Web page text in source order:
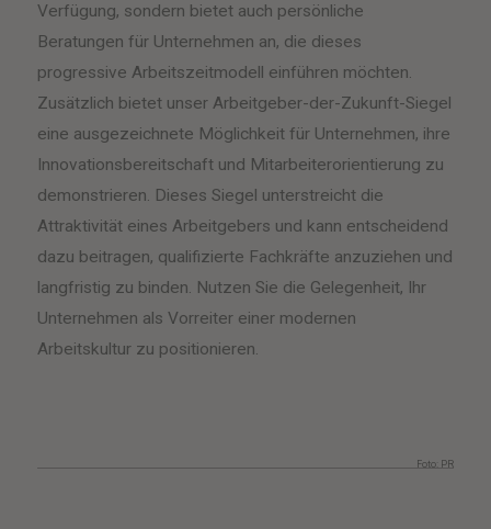
Verfügung, sondern bietet auch persönliche
Beratungen für Unternehmen an, die dieses
progressive Arbeitszeitmodell einführen möchten.
Zusätzlich bietet unser Arbeitgeber-der-Zukunft-Siegel
eine ausgezeichnete Möglichkeit für Unternehmen, ihre
Innovationsbereitschaft und Mitarbeiterorientierung zu
demonstrieren. Dieses Siegel unterstreicht die
Attraktivität eines Arbeitgebers und kann entscheidend
dazu beitragen, qualifizierte Fachkräfte anzuziehen und
langfristig zu binden. Nutzen Sie die Gelegenheit, Ihr
Unternehmen als Vorreiter einer modernen
Arbeitskultur zu positionieren.
Foto: PR